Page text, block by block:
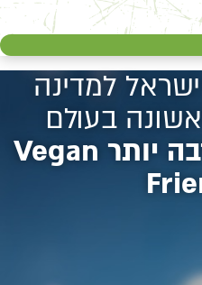
למדינה
בעולם
ואת העולם להרבה יותר Vegan